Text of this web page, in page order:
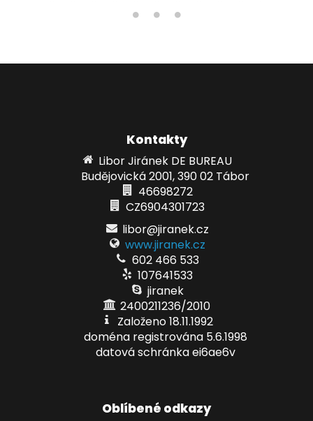
Kontakty
Libor Jiránek DE BUREAU
Budějovická 2001, 390 02 Tábor
46698272
CZ6904301723
libor@jiranek.cz
www.jiranek.cz
602 466 533
107641533
jiranek
2400211236/2010
Založeno 18.11.1992
doména registrována 5.6.1998
datová schránka ei6ae6v
Oblíbené odkazy